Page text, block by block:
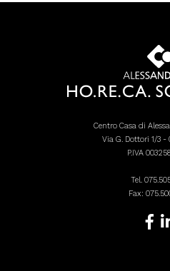
Centro Casa di
Via G. Dottori 1/3 -
P.IVA
Tel.
Fax: